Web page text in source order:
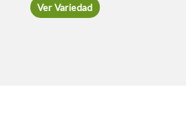
Ver Variedad